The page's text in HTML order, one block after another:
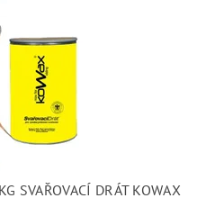
SVAŘOVACÍ DRÁT KOWAX